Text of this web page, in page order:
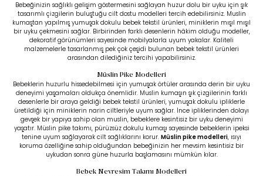
Bebeğinizin sağlıklı gelişim göstermesini sağlayan huzur dolu bir uyku için şık
tasarımlı çizgilerin buluştuğu cilt dostu modelleri tercih edebilirsiniz. Muslin
kumaştan yapılmış yumuşak dokulu bebek tekstil ürünleri, miniklerin mışıl mışıl
bir uyku çekmesini sağlar. Birbirinden farklı desenlerin hâkim olduğu modeller,
dekoratif görünümleri sayesinde mobilyalarla uyum yakalar. Kaliteli
malzemelerle tasarlanmış pek çok çeşidi bulunan bebek tekstil ürünleri
arasından dilediğiniz tercihi yapabilirsiniz.
Müslin Pike Modelleri
Bebeklerin huzurlu hissedebilmesi için yumuşak örtüler arasında derin bir uyku
deneyimi yaşamaları oldukça önemlidir. Muslin kumaşın şık çizgilerinin farklı
desenlerle bir araya geldiği bebek tekstil ürünleri, yumuşak dokulu ipliklerle
üretildiği için miniklerin narin ciltleriyle uyum sağlar. İnce ipliklerinden dolayı
gevşek bir yapıya sahip olan muslin, bebeklere kesintisiz bir uyku deneyimi
yaşatır. Müslin pike takımı, pürüzsüz dokulu kumaşı sayesinde bebeklerin ipeksi
tenine uyum sağlayarak cilt sağlıklarını korur. Müslin pike modelleri, ısıyı
koruma özelliğine sahip olduğundan bebeğinizin her mevsim kesintisiz bir
uykudan sonra güne huzurla başlamasını mümkün kılar.
Bebek Nevresim Takımı Modelleri